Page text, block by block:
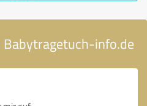
info.de